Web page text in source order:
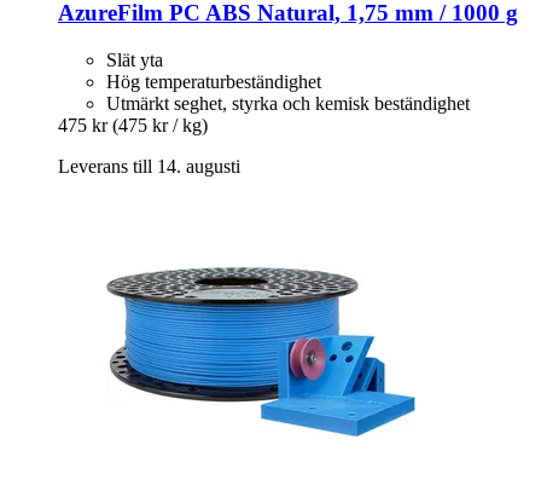
AzureFilm PC ABS Natural, 1,75 mm / 1000 g
Slät yta
Hög temperaturbeständighet
Utmärkt seghet, styrka och kemisk beständighet
475 kr (475 kr / kg)
Leverans till 14. augusti